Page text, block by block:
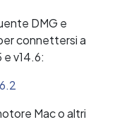
DMG e
connettersi a
v14.6:
Mac o altri